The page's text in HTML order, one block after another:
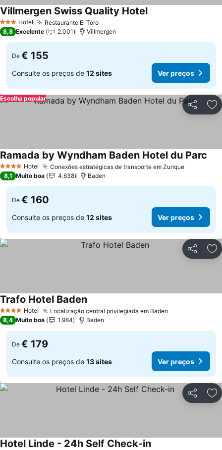
3 EstrelasHotel Restaurante El Toro
Villmergen Swiss Quality Hotel
8,8 Excelente 2.001 Villmergen
De € 155
Consulte os preços de 12 sites Ver preços
Partilhar
Escolha popular
4 EstrelasHotel Conexões estratégicas de transporte em Zurique
Ramada by Wyndham Baden Hotel du Parc
8,1 Muito boa 4.638 Baden
De € 160
Consulte os preços de 12 sites Ver preços
Partilhar
4 EstrelasHotel Localização central privilegiada em Baden
Trafo Hotel Baden
8,4 Muito boa 1.984 Baden
De € 179
Consulte os preços de 13 sites Ver preços
Partilhar
Hotel Linde - 24h Self Check-in